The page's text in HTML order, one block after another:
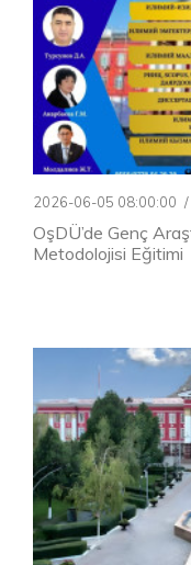
2026-06-05 08:00:00 /
OşDÜ’de Genç
Metodolojisi Eğitimi